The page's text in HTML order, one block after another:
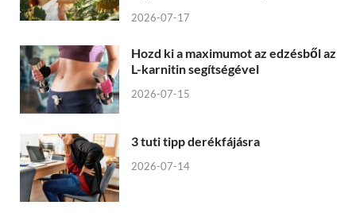
2026-07-17
Hozd ki a maximumot az edzésből az
L-karnitin segítségével
2026-07-15
3 tuti tipp derékfájásra
2026-07-14